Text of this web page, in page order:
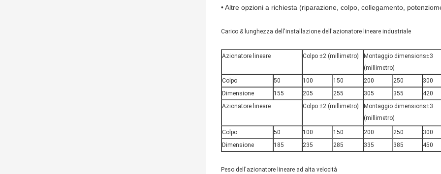
• Altre opzioni a richiesta (riparazione, colpo, collegamento,
Carico & lunghezza dell'installazione dell'azionatore lineare industriale
Azionatore lineare Colpo ±2 (millimetro)
Montaggio dimensions±3
(millimetro)
Colpo 50 100 150 200 250 300
Dimensione
155 205 255 305 355 420
Azionatore lineare
Colpo ±2 (millimetro)
Montaggio dimensions±3
(millimetro)
Colpo 50 100 150 200 250 300
Dimensione
185 235 285 335 385 450
Peso dell'azionatore lineare ad alta velocità